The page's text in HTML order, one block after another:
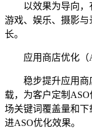
以效果为导向，
游戏、娱乐、摄影
长。
应用商店优化（
稳步提升应用
载，为客户定制
场关键词覆盖量和
进ASO优化效果。